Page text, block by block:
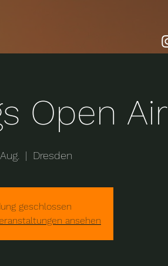
Open Air
  |
Dresden
geschlossen
ansehen